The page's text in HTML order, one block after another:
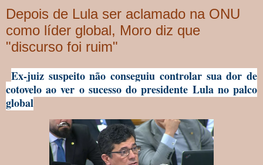
Depois de Lula ser aclamado na ONU
como líder global, Moro diz que
"discurso foi ruim"
Ex-juiz suspeito não conseguiu controlar sua dor de
cotovelo ao ver o sucesso do presidente Lula no palco
global